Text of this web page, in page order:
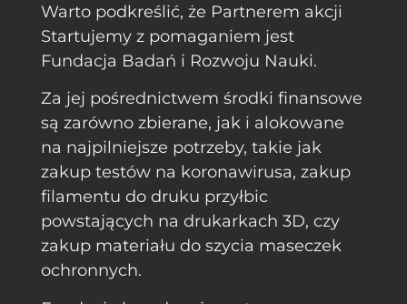
Warto podkreślić, że Partnerem akcji
Startujemy z pomaganiem jest
Fundacja Badań i Rozwoju Nauki.
Za jej pośrednictwem środki finansowe
są zarówno zbierane, jak i alokowane
na najpilniejsze potrzeby, takie jak
zakup testów na koronawirusa, zakup
filamentu do druku przyłbic
powstających na drukarkach 3D, czy
zakup materiału do szycia maseczek
ochronnych.